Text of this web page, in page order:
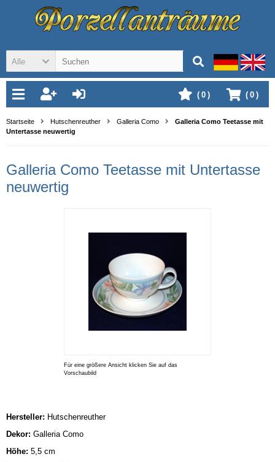
Alle
( 0 )
( 0 )
Startseite Hutschenreuther Galleria Como
Galleria Como Teetasse mit
Untertasse neuwertig
Galleria Como Teetasse mit Untertasse
neuwertig
Für eine größere Ansicht klicken Sie auf das
Vorschaubild
Hersteller: Hutschenreuther
Dekor: Galleria Como
Höhe: 5,5 cm